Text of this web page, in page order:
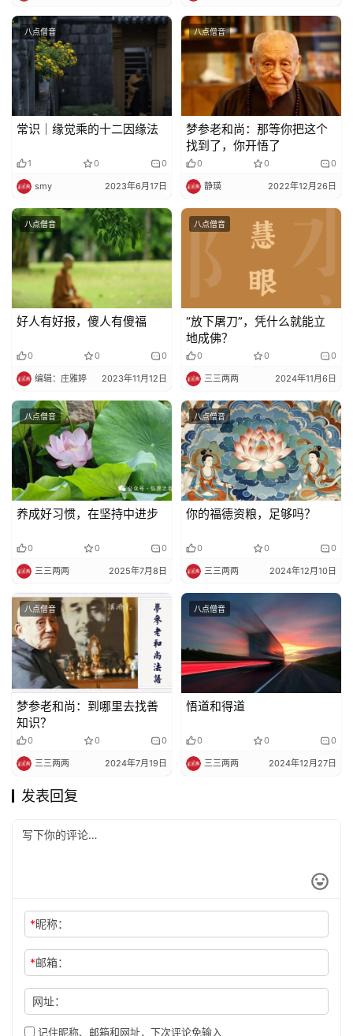
八点僧音
常识｜缘觉乘的十二因缘法
1 0 0
smy 2023年6月17日
八点僧音
梦参老和尚：那等你把这个
找到了，你开悟了
0 0 0
静瑛 2022年12月26日
八点僧音
好人有好报，傻人有傻福
0 0 0
编辑：庄雅婷 2023年11月12日
八点僧音
“放下屠刀”，凭什么就能立
地成佛？
0 0 0
三三两两 2024年11月6日
八点僧音
养成好习惯，在坚持中进步
0 0 0
三三两两 2025年7月8日
八点僧音
你的福德资粮，足够吗？
0 0 0
三三两两 2024年12月10日
八点僧音
梦参老和尚：到哪里去找善
知识？
0 0 0
三三两两 2024年7月19日
八点僧音
悟道和得道
0 0 0
三三两两 2024年12月27日
发表回复
*昵称：
*邮箱：
网址：
记住昵称、邮箱和网址，下次评论免输入